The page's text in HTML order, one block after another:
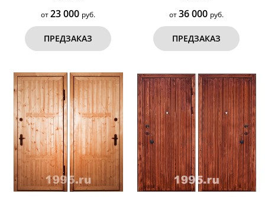
от23 000 руб.
ПРЕДЗАКАЗ
от36 000 руб.
ПРЕДЗАКАЗ